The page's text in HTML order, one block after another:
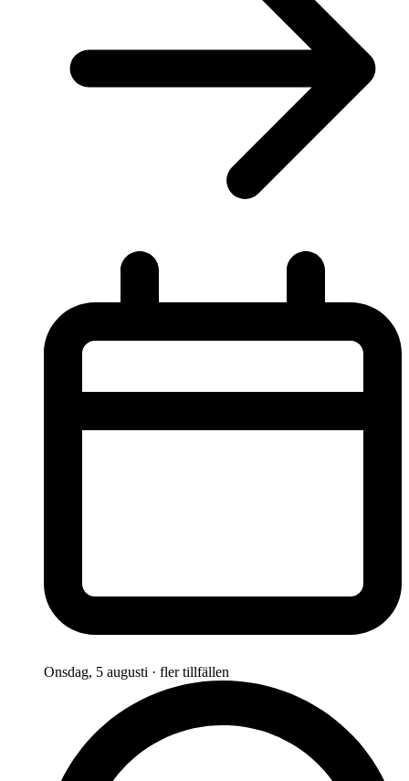
Onsdag, 5 augusti · fler tillfällen